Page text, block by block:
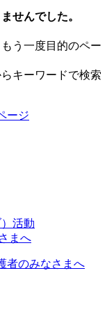
せんでした。
う一度目的のペー
キーワードで検索
ージ
活動
まへ
者のみなさまへ